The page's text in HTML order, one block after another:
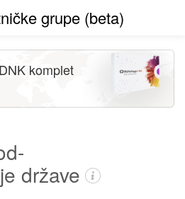
grupe (beta)
države
komplet